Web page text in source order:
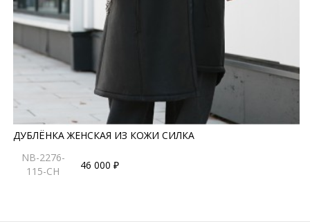
ДУБЛЁНКА ЖЕНСКАЯ ИЗ КОЖИ СИЛКА
NB-2276-
115-CH
46 000 ₽